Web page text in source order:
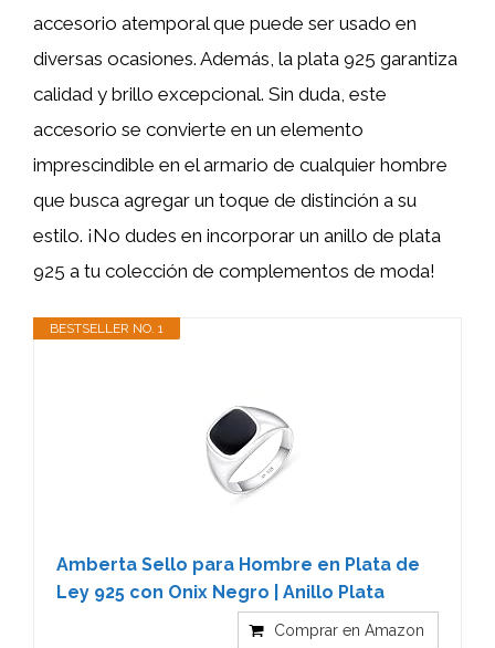
accesorio atemporal que puede ser usado en
diversas ocasiones. Además, la plata 925 garantiza
calidad y brillo excepcional. Sin duda, este
accesorio se convierte en un elemento
imprescindible en el armario de cualquier hombre
que busca agregar un toque de distinción a su
estilo. ¡No dudes en incorporar un anillo de plata
925 a tu colección de complementos de moda!
BESTSELLER NO. 1
Amberta Sello para Hombre en Plata de
Ley 925 con Onix Negro | Anillo Plata
Comprar en Amazon